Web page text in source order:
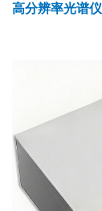
高分辨率光谱仪